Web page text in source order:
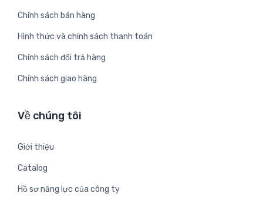
Chính sách bán hàng
Hình thức và chính sách thanh toán
Chính sách đổi trả hàng
Chính sách giao hàng
Về chúng tôi
Giới thiệu
Catalog
Hồ sơ năng lực của công ty